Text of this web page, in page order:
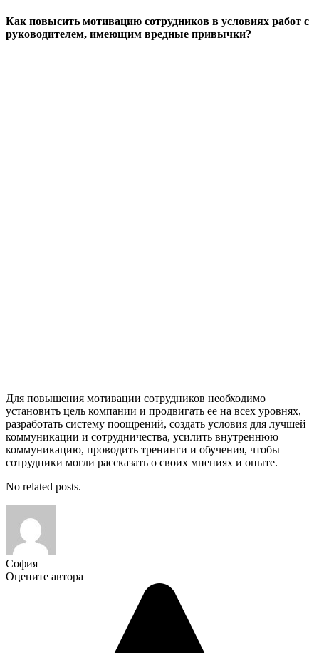
Как повысить мотивацию сотрудников в условиях работ с
руководителем, имеющим вредные привычки?
Для повышения мотивации сотрудников необходимо
установить цель компании и продвигать ее на всех уровнях,
разработать систему поощрений, создать условия для лучшей
коммуникации и сотрудничества, усилить внутреннюю
коммуникацию, проводить тренинги и обучения, чтобы
сотрудники могли рассказать о своих мнениях и опыте.
No related posts.
София
Оцените автора